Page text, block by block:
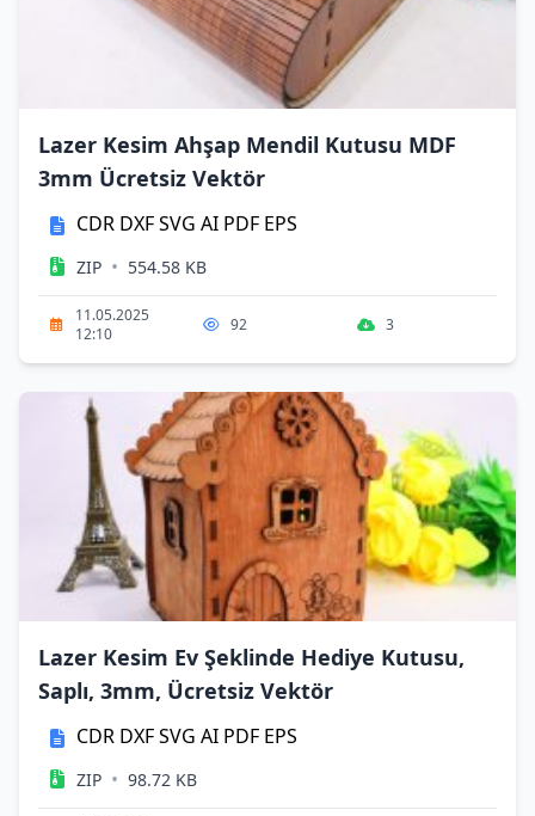
Lazer Kesim Ahşap Mendil Kutusu MDF
3mm Ücretsiz Vektör
CDR DXFSVG AI PDF EPS
ZIP • 554.58 KB
11.05.2025
12:10
92 3
Lazer Kesim Ev Şeklinde Hediye Kutusu,
Saplı, 3mm, Ücretsiz Vektör
CDR DXFSVG AI PDF EPS
ZIP • 98.72 KB